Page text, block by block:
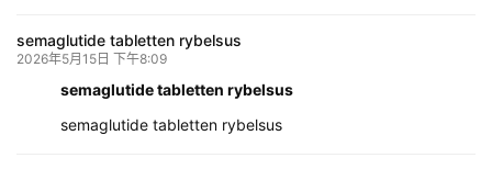
semaglutide tabletten rybelsus
2026年5月15日 下午8:09
semaglutide tabletten rybelsus
semaglutide tabletten rybelsus